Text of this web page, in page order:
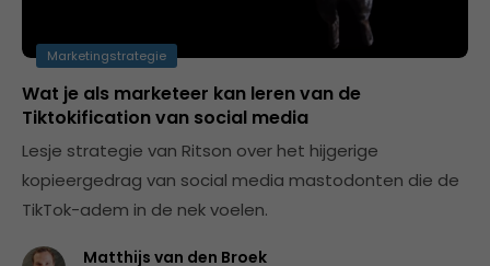
Marketingstrategie
Wat je als marketeer kan leren van de
Tiktokification van social media
Lesje strategie van Ritson over het hijgerige
kopieergedrag van social media mastodonten die de
TikTok-adem in de nek voelen.
Matthijs van den Broek